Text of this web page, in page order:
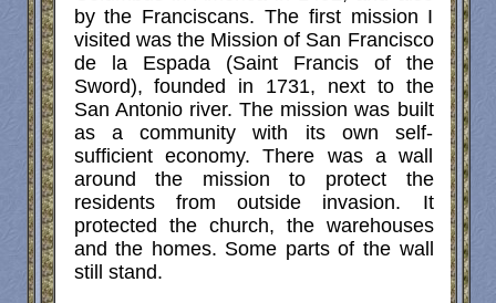
by the Franciscans. The first mission I
visited was the Mission of San Francisco
de la Espada (Saint Francis of the
Sword), founded in 1731, next to the
San Antonio river. The mission was built
as a community with its own self-
sufficient economy. There was a wall
around the mission to protect the
residents from outside invasion. It
protected the church, the warehouses
and the homes. Some parts of the wall
still stand.